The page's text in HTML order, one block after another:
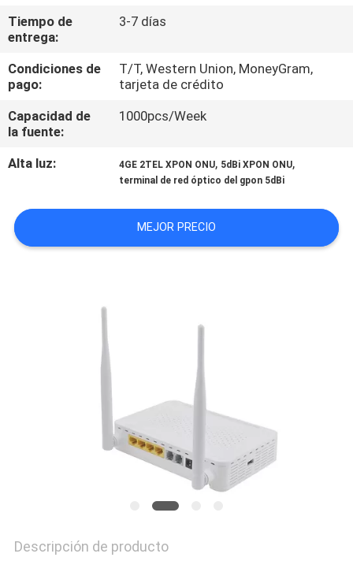
CONTROL
DE
CALIDAD
ÉNTRENOS
EN
CONTACTO
NOTICIAS
Tiempo de
entrega:
3-7 días
Condiciones de
pago:
T/T, Western Union, MoneyGram,
tarjeta de crédito
Capacidad de
la fuente:
1000pcs/Week
Alta luz: 4GE 2TEL XPON ONU, 5dBi XPON ONU,
terminal de red óptico del gpon 5dBi
MEJOR PRECIO
Descripción de producto